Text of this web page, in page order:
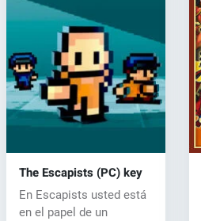
The Escapists (PC) key
En Escapists usted está
en el papel de un